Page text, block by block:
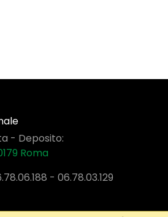
- Deposito:
Roma
- 06.78.03.129